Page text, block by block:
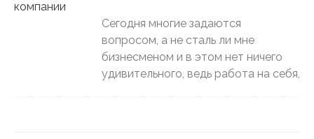
Сегодня многие задаются
вопросом, а не сталь ли мне
бизнесменом и в этом нет ничего
удивительного, ведь работа на себя,